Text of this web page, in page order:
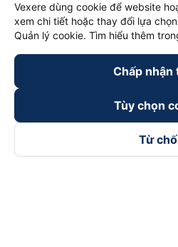
Vexere dùng cookie để website
xem chi tiết hoặc thay đổi lựa
Quản lý cookie. Tìm hiểu thêm
Chấp nhận
Tùy chọn
Từ